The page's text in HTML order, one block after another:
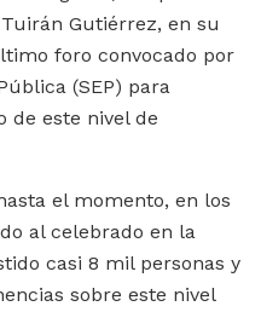
Gutiérrez, en su
foro convocado por
(SEP) para
de este nivel de
el momento, en los
al celebrado en la
casi 8 mil personas y
sobre este nivel